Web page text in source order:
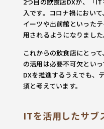
入です。コロナ禍におい
イーツや出前館といった
用されるようになりました
これからの飲食店にとっ
の活用は必要不可欠とい
DXを推進するうえでも、
須と考えています。
ITを活用したサブ